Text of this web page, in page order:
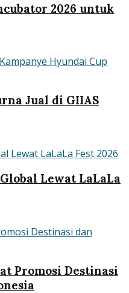
2026 untuk
Jual di GIIAS
Lewat LaLaLa
Promosi Destinasi